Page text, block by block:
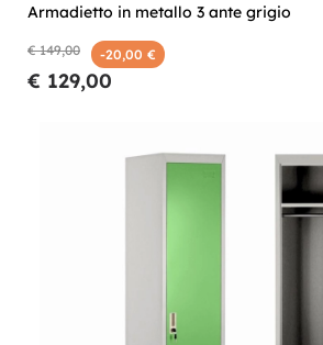
Armadietto in metallo 3 ante grigio
€ 149,00 -20,00 €
€ 129,00